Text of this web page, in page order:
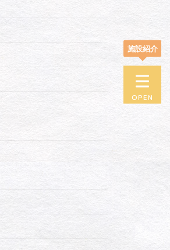
施設紹介
住居型軽費老人ホーム
住居型軽費老人ホーム
ケアハウス 日吉台
ひよしだい